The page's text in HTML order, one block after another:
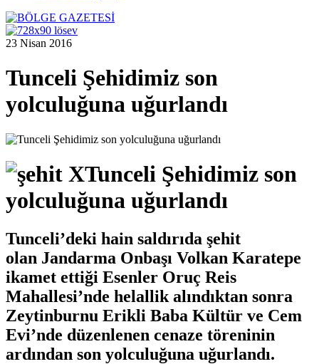
23 Nisan 2016
Tunceli Şehidimiz son
yolculuğuna uğurlandı
Tunceli Şehidimiz son
yolculuğuna uğurlandı
Tunceli’deki hain saldırıda şehit
olan Jandarma Onbaşı Volkan Karatepe
ikamet ettiği Esenler Oruç Reis
Mahallesi’nde helallik alındıktan sonra
Zeytinburnu Erikli Baba Kültür ve Cem
Evi’nde düzenlenen cenaze töreninin
ardından son yolculuğuna uğurlandı.